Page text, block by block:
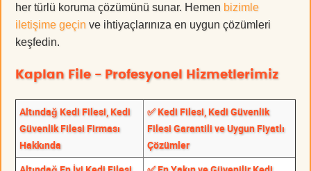
her türlü koruma çözümünü sunar. Hemen bizimle
iletişime geçin ve ihtiyaçlarınıza en uygun çözümleri
keşfedin.
Kaplan File - Profesyonel Hizmetlerimiz
Altındağ Kedi Filesi, Kedi
Güvenlik Filesi Firması
Hakkında
✅ Kedi Filesi, Kedi Güvenlik
Filesi Garantili ve Uygun Fiyatlı
Çözümler